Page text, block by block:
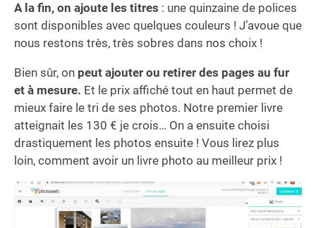
A la fin, on ajoute les titres : une quinzaine de polices
sont disponibles avec quelques couleurs ! J’avoue que
nous restons très, très sobres dans nos choix !
Bien sûr, on peut ajouter ou retirer des pages au fur
et à mesure. Et le prix affiché tout en haut permet de
mieux faire le tri de ses photos. Notre premier livre
atteignait les 130 € je crois… On a ensuite choisi
drastiquement les photos ensuite ! Vous lirez plus
loin, comment avoir un livre photo au meilleur prix !